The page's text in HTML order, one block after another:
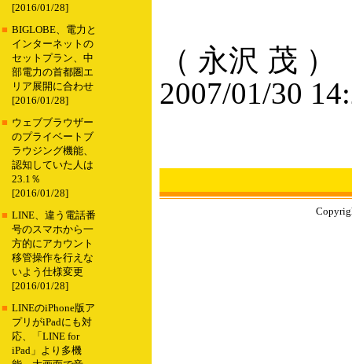
[2016/01/28]
■ BIGLOBE、電力と
インターネットの
セットプラン、中
部電力の首都圏エ
リア展開に合わせ
[2016/01/28]
■ ウェブブラウザー
のプライベートブ
ラウジング機能、
認知していた人は
23.1％
[2016/01/28]
■ LINE、違う電話番
号のスマホから一
方的にアカウント
移管操作を行えな
いよう仕様変更
[2016/01/28]
■ LINEのiPhone版ア
プリがiPadにも対
応、「LINE for
iPad」より多機
（ 永沢 茂 ）
2007/01/30